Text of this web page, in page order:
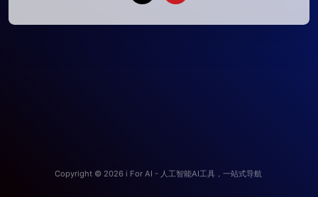
Copyright © 2026 i For AI - 人工智能AI工具，一站式导航